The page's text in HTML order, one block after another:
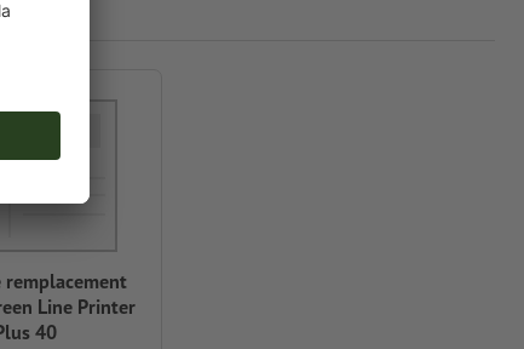
remplacement
Line Printer
40